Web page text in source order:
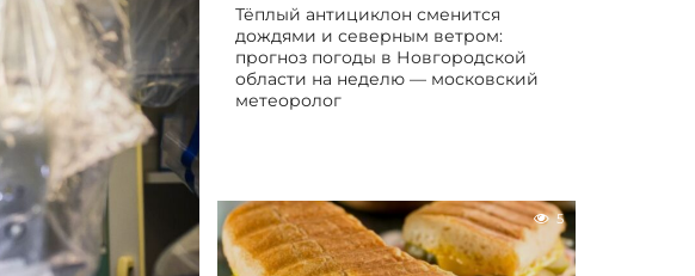
Тёплый антициклон сменится
дождями и северным ветром:
прогноз погоды в Новгородской
области на неделю — московский
метеоролог
5